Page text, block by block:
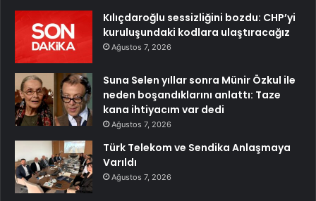
Kılıçdaroğlu sessizliğini bozdu: CHP’yi
kuruluşundaki kodlara ulaştıracağız
Ağustos 7, 2026
Suna Selen yıllar sonra Münir Özkul ile
neden boşandıklarını anlattı: Taze
kana ihtiyacım var dedi
Ağustos 7, 2026
Türk Telekom ve Sendika Anlaşmaya
Varıldı
Ağustos 7, 2026